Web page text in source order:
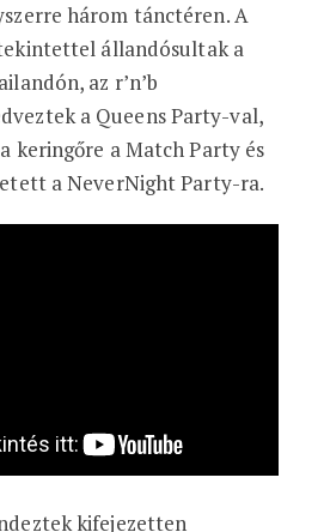
három tánctéren. A
állandósultak a
az r’n’b
a Queens Party-val,
keringőre a Match Party és
a NeverNight Party-ra.
kifejezetten